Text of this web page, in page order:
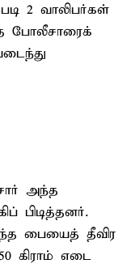
2 வாலிபர்கள்
போலீசாரைக்
அந்த
பிடித்தனர்.
பையைத் தீவிர
கிராம் எடை